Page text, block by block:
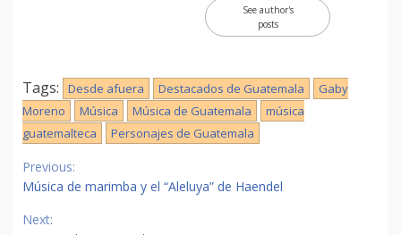
See author's
posts
Tags: Desde afuera Destacados de Guatemala
Gaby
Moreno
Música Música de Guatemala
música
guatemalteca
Personajes de Guatemala
Continue
Reading
Previous:
Música de marimba y el “Aleluya” de Haendel
Next: